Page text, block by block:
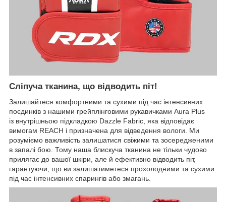
Сліпуча тканина, що відводить піт!
Залишайтеся комфортними та сухими під час інтенсивних
поєдинків з нашими грейплінговими рукавичками Aura Plus
із внутрішньою підкладкою Dazzle Fabric, яка відповідає
вимогам REACH і призначена для відведення вологи. Ми
розуміємо важливість залишатися свіжими та зосередженими
в запалі бою. Тому наша блискуча тканина не тільки чудово
прилягає до вашої шкіри, але й ефективно відводить піт,
гарантуючи, що ви залишатиметеся прохолодними та сухими
під час інтенсивних спарингів або змагань.